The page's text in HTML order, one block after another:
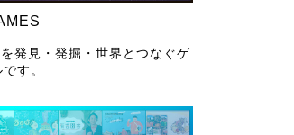
発見・発掘・世界とつなぐゲ
す。